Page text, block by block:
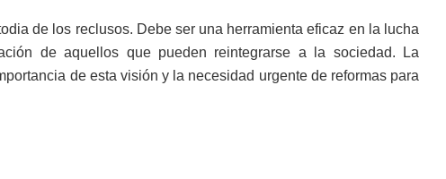
de los reclusos. Debe ser una herramienta eficaz en la lucha
de aquellos que pueden reintegrarse a la sociedad. La
de esta visión y la necesidad urgente de reformas para